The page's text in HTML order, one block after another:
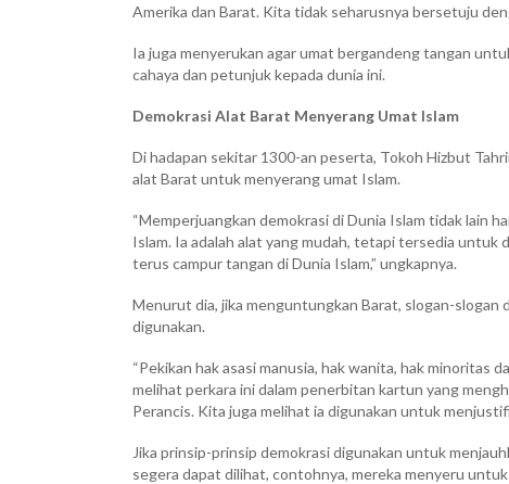
Amerika dan Barat. Kita tidak seharusnya bersetuju
Ia juga menyerukan agar umat bergandeng tangan
cahaya dan petunjuk kepada dunia ini.
Demokrasi Alat Barat Menyerang Umat Islam
Di hadapan sekitar 1300-an peserta, Tokoh Hizbut
alat Barat untuk menyerang umat Islam.
“Memperjuangkan demokrasi di Dunia Islam tidak lain
Islam. Ia adalah alat yang mudah, tetapi tersedia
terus campur tangan di Dunia Islam,” ungkapnya.
Menurut dia, jika menguntungkan Barat, slogan-slogan
digunakan.
“Pekikan hak asasi manusia, hak wanita, hak minoritas
melihat perkara ini dalam penerbitan kartun yang
Perancis. Kita juga melihat ia digunakan untuk
Jika prinsip-prinsip demokrasi digunakan untuk
segera dapat dilihat, contohnya, mereka menyeru